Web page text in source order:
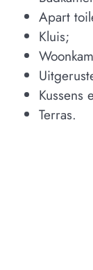
Apart
Kluis;
Kussens
Terras.